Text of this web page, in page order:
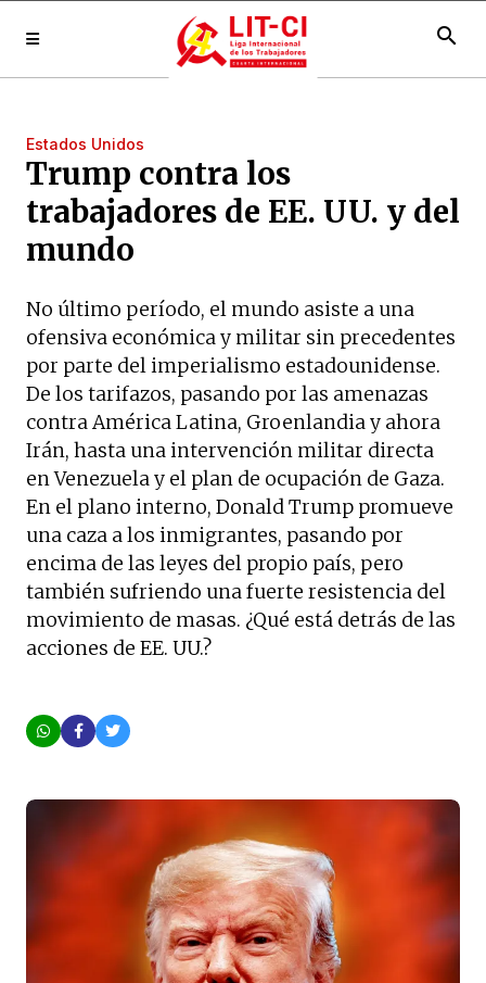
search
Estados Unidos
Trump contra los
trabajadores de EE. UU. y del
mundo
No último período, el mundo asiste a una
ofensiva económica y militar sin precedentes
por parte del imperialismo estadounidense.
De los tarifazos, pasando por las amenazas
contra América Latina, Groenlandia y ahora
Irán, hasta una intervención militar directa
en Venezuela y el plan de ocupación de Gaza.
En el plano interno, Donald Trump promueve
una caza a los inmigrantes, pasando por
encima de las leyes del propio país, pero
también sufriendo una fuerte resistencia del
movimiento de masas. ¿Qué está detrás de las
acciones de EE. UU.?